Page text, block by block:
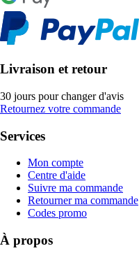
Livraison et retour
30 jours pour changer d'avis
Retournez votre commande
Services
Mon compte
Centre d'aide
Suivre ma commande
Retourner ma commande
Codes promo
À propos